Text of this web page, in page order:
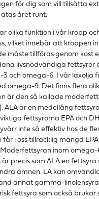
för dig som vill tillsätta
året runt.
olika funktion i vår kropp
vilket innebär att kroppen
måste tillföras genom kost
livsnödvändiga fettsyror
och omega-6. I vår laxolja
omega-9. Det finns flera
är den så kallade
ALA är en medellång
fettsyrorna EPA och
inte så effektiv hos de
i oss tillräcklig mängd
inom
är precis som ALA en
ämnen. LA kan
annat gamma-linolensyra
fettsyra som också brukar